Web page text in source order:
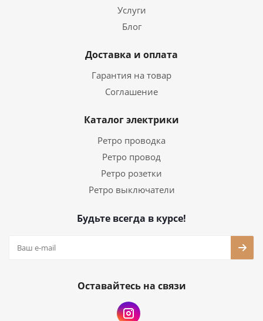
Услуги
Блог
Доставка и оплата
Гарантия на товар
Соглашение
Каталог электрики
Ретро проводка
Ретро провод
Ретро розетки
Ретро выключатели
Будьте всегда в курсе!
Оставайтесь на связи